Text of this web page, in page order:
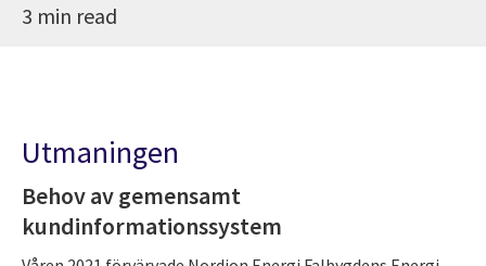
3 min read
Utmaningen
Behov av gemensamt
kundinformationssystem